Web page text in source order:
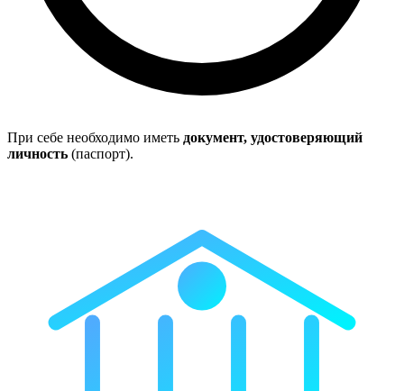
При себе необходимо иметь документ, удостоверяющий
личность (паспорт).